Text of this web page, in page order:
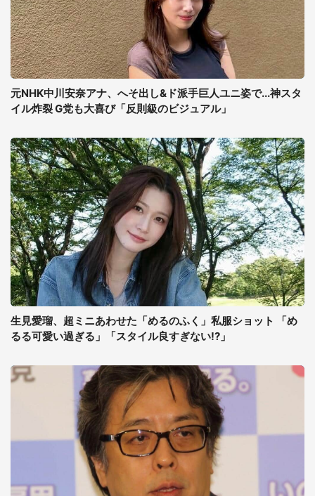
元NHK中川安奈アナ、へそ出し&ド派手巨人ユニ姿で...神スタ
イル炸裂 G党も大喜び「反則級のビジュアル」
生見愛瑠、超ミニあわせた「めるのふく」私服ショット 「め
るる可愛い過ぎる」「スタイル良すぎない!?」